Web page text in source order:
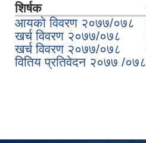
शिर्षक
आयको विवरण २०७७/०७८
खर्च विवरण २०७७/०७८
खर्च विवरण २०७७/०७८
वितिय प्रतिवेदन २०७७ /०७८